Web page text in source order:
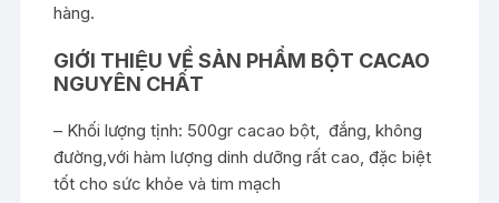
hàng.
GIỚI THIỆU VỀ SẢN PHẨM BỘT CACAO
NGUYÊN CHẤT
– Khối lượng tịnh: 500gr cacao bột, đắng, không
đường,với hàm lượng dinh dưỡng rất cao, đặc biệt
tốt cho sức khỏe và tim mạch